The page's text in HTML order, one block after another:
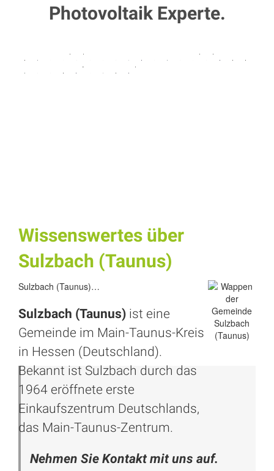
Photovoltaik Experte.
Wissenswertes über
Sulzbach (Taunus)
Sulzbach (Taunus)…
Sulzbach (Taunus) ist eine
Gemeinde im Main-Taunus-Kreis
in Hessen (Deutschland).
Bekannt ist Sulzbach durch das
1964 eröffnete erste
Einkaufszentrum Deutschlands,
das Main-Taunus-Zentrum.
Nehmen Sie Kontakt mit uns auf.